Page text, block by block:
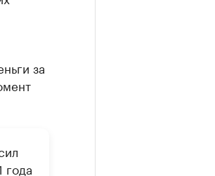
за
года